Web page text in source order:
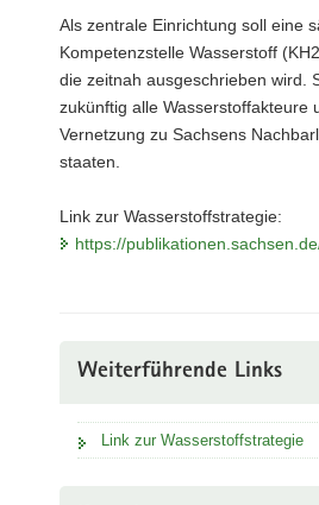
Als zentrale Einrichtung soll eine
Kompetenzstelle Wasserstoff
die zeitnah ausgeschrieben wird.
zukünftig alle Wasserstoffakteure
Vernetzung zu Sachsens
staaten.
Link zur Wasserstoffstrategie:
https://
Weiterführende Links
Link zur Wasserstoffstrategie